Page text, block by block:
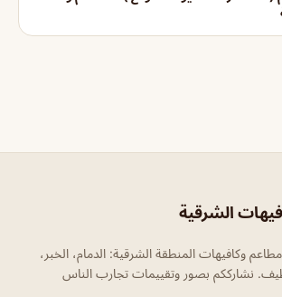
الشرقية
وكافيهات المنطقة الشرقية: الدمام، الخبر،
نشارككم بصور وتقييمات تجارب الناس